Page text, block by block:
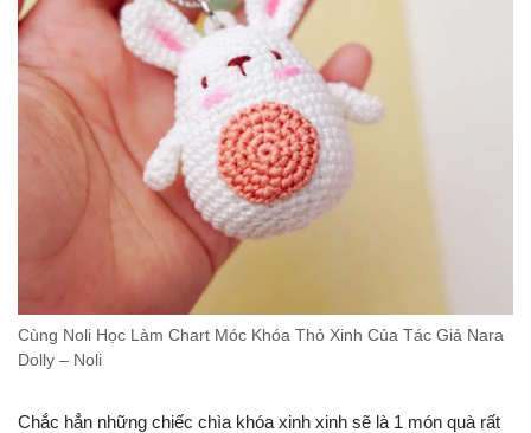
Cùng Noli Học Làm Chart Móc Khóa Thỏ Xinh Của Tác Giả Nara
Dolly – Noli
Chắc hẳn những chiếc chìa khóa xinh xinh sẽ là 1 món quà rất